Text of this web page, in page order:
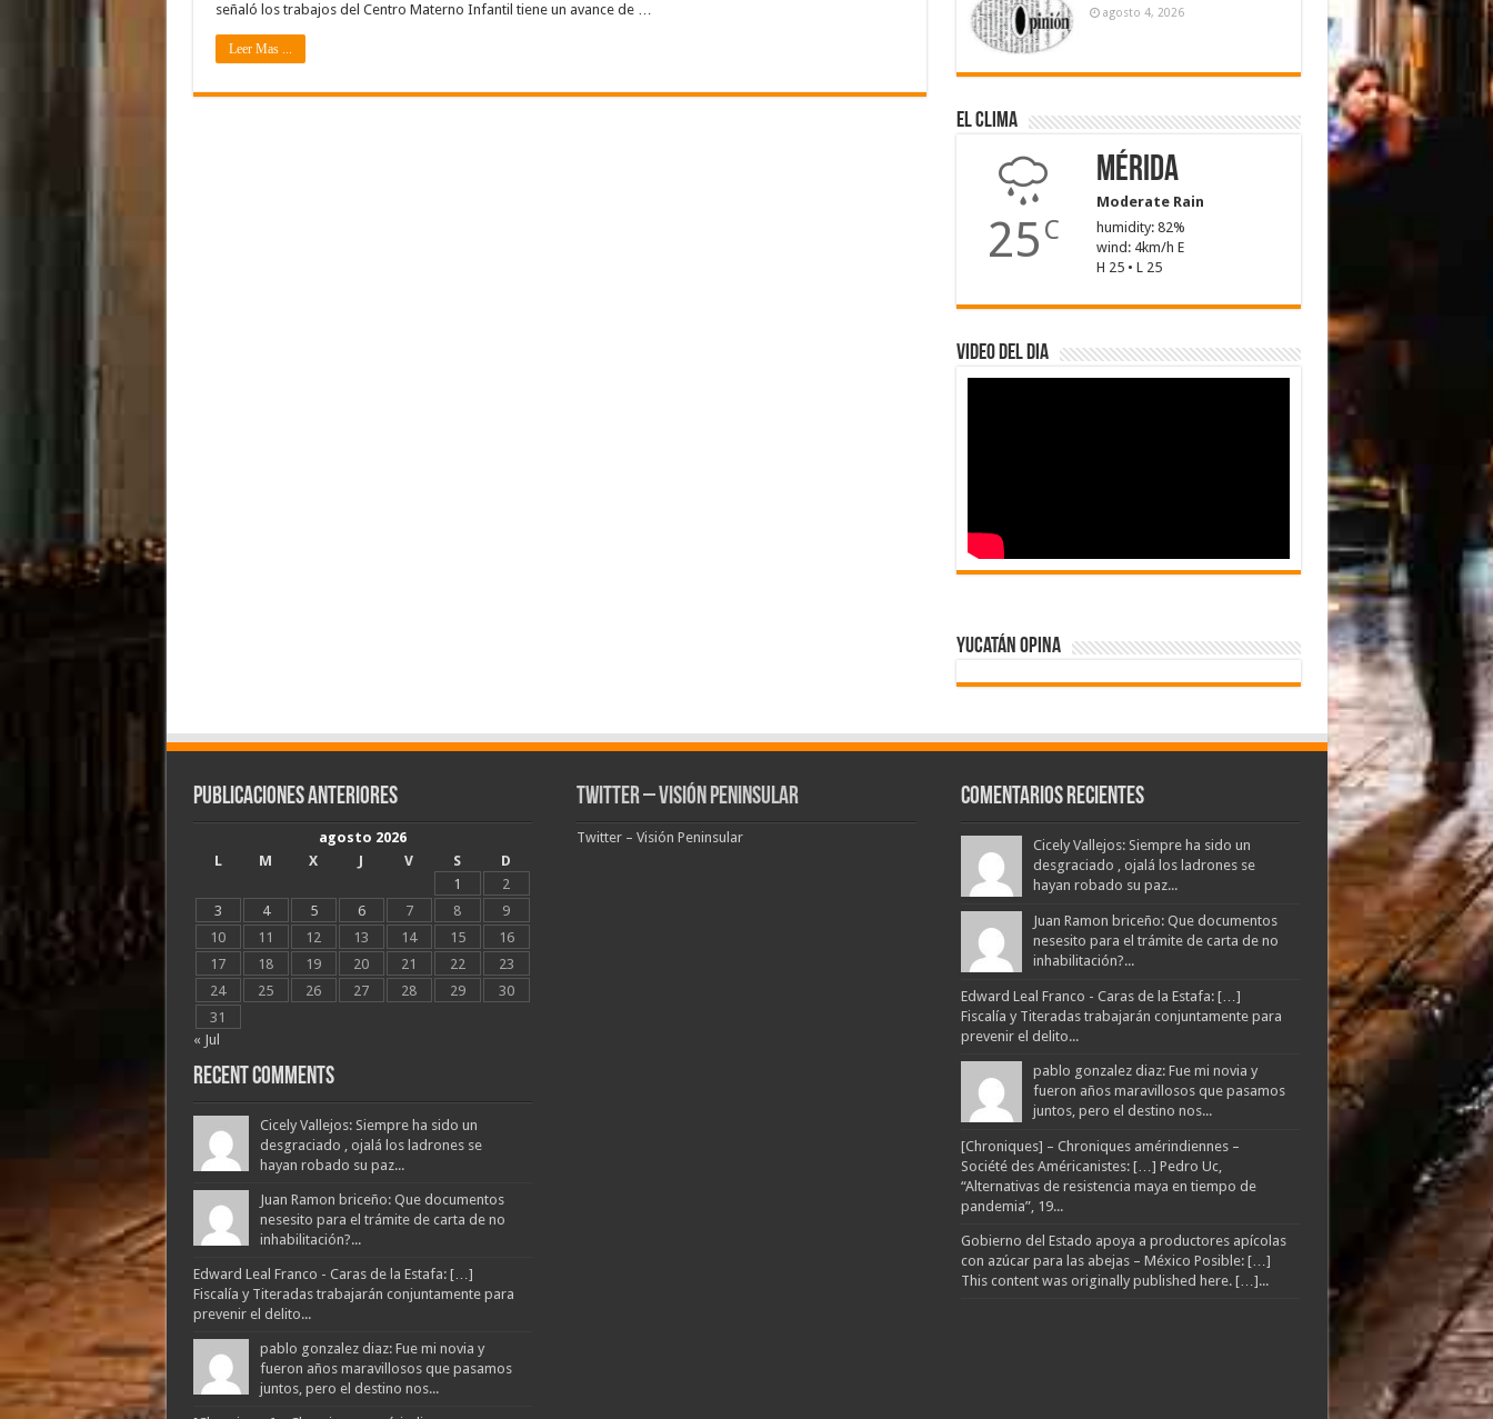
señaló los trabajos del Centro Materno Infantil tiene un avance de …
Leer Mas ...
agosto 4, 2026
El Clima
25 C
Mérida
Moderate Rain
humidity: 82%
wind: 4km/h E
H 25 • L 25
Video del dia
Yucatán Opina
Publicaciones Anteriores
agosto 2026
L
M X J V S
D
1
2
3
4 5 6 7 8
9
10
11 12 13 14 15
16
17
18 19 20 21 22
23
24
25 26 27 28 29
30
31
« Jul
Recent Comments
Cicely Vallejos: Siempre ha sido un
desgraciado , ojalá los ladrones se
hayan robado su paz...
Juan Ramon briceño: Que documentos
nesesito para el trámite de carta de no
inhabilitación?...
Edward Leal Franco - Caras de la Estafa: […]
Fiscalía y Titeradas trabajarán conjuntamente para
prevenir el delito...
pablo gonzalez diaz: Fue mi novia y
fueron años maravillosos que pasamos
juntos, pero el destino nos...
Twitter – Visión Peninsular
Twitter – Visión Peninsular
Comentarios Recientes
Cicely Vallejos: Siempre ha sido un
desgraciado , ojalá los ladrones se
hayan robado su paz...
Juan Ramon briceño: Que documentos
nesesito para el trámite de carta de no
inhabilitación?...
Edward Leal Franco - Caras de la Estafa: […]
Fiscalía y Titeradas trabajarán conjuntamente para
prevenir el delito...
pablo gonzalez diaz: Fue mi novia y
fueron años maravillosos que pasamos
juntos, pero el destino nos...
[Chroniques] – Chroniques amérindiennes –
Société des Américanistes: […] Pedro Uc,
“Alternativas de resistencia maya en tiempo de
pandemia”, 19...
Gobierno del Estado apoya a productores apícolas
con azúcar para las abejas – México Posible: […]
This content was originally published here. […]...